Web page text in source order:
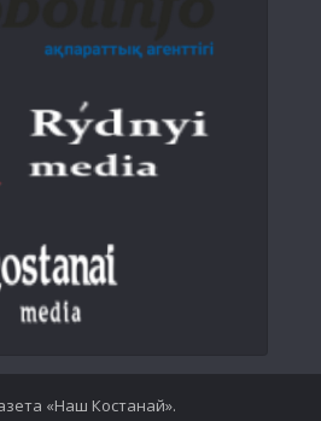
«Наш Костанай».